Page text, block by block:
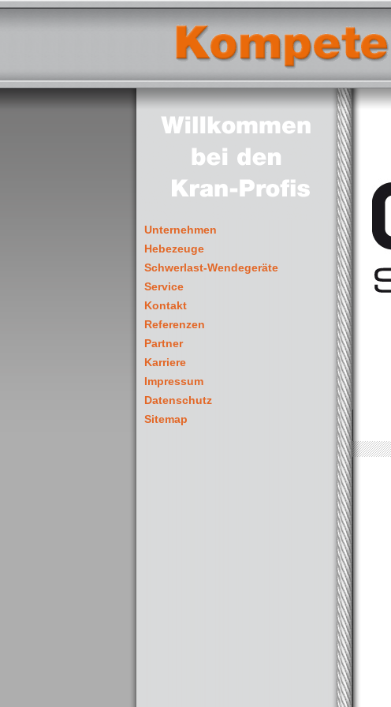
Unternehmen
Hebezeuge
Schwerlast-Wendegeräte
Service
Kontakt
Referenzen
Partner
Karriere
Impressum
Datenschutz
Sitemap